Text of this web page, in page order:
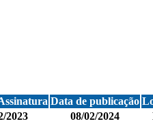
Data de publicação
2023 08/02/2024